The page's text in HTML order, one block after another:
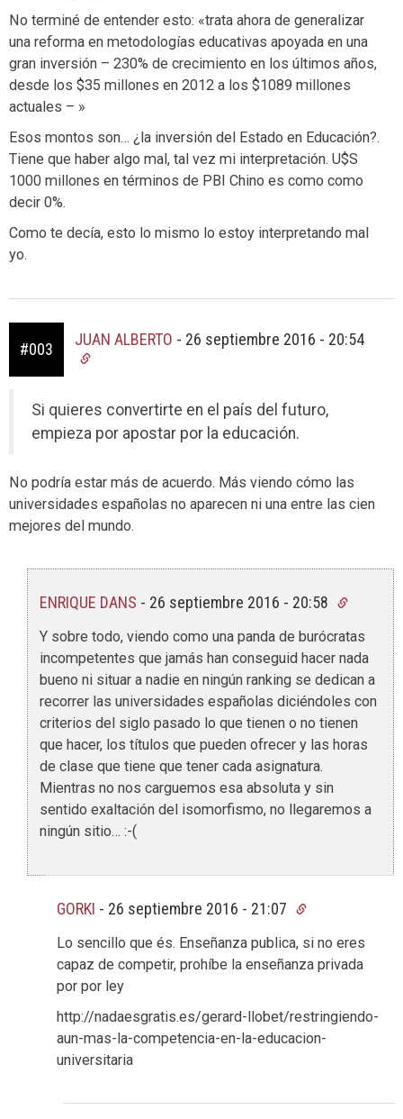
No terminé de entender esto: «trata ahora de generalizar
una reforma en metodologías educativas apoyada en una
gran inversión – 230% de crecimiento en los últimos años,
desde los $35 millones en 2012 a los $1089 millones
actuales – »
Esos montos son… ¿la inversión del Estado en Educación?.
Tiene que haber algo mal, tal vez mi interpretación. U$S
1000 millones en términos de PBI Chino es como como
decir 0%.
Como te decía, esto lo mismo lo estoy interpretando mal
yo.
#003
JUAN ALBERTO - 26 septiembre 2016 - 20:54
Si quieres convertirte en el país del futuro,
empieza por apostar por la educación.
No podría estar más de acuerdo. Más viendo cómo las
universidades españolas no aparecen ni una entre las cien
mejores del mundo.
ENRIQUE DANS - 26 septiembre 2016 - 20:58
Y sobre todo, viendo como una panda de burócratas
incompetentes que jamás han conseguid hacer nada
bueno ni situar a nadie en ningún ranking se dedican a
recorrer las universidades españolas diciéndoles con
criterios del siglo pasado lo que tienen o no tienen
que hacer, los títulos que pueden ofrecer y las horas
de clase que tiene que tener cada asignatura.
Mientras no nos carguemos esa absoluta y sin
sentido exaltación del isomorfismo, no llegaremos a
ningún sitio… :-(
GORKI - 26 septiembre 2016 - 21:07
Lo sencillo que és. Enseñanza publica, si no eres
capaz de competir, prohíbe la enseñanza privada
por por ley
http://nadaesgratis.es/gerard-llobet/restringiendo-
aun-mas-la-competencia-en-la-educacion-
universitaria